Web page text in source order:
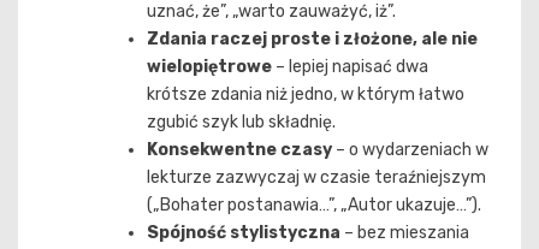
uznać, że”, „warto zauważyć, iż”.
Zdania raczej proste i złożone, ale nie
wielopiętrowe – lepiej napisać dwa
krótsze zdania niż jedno, w którym łatwo
zgubić szyk lub składnię.
Konsekwentne czasy – o wydarzeniach w
lekturze zazwyczaj w czasie teraźniejszym
(„Bohater postanawia…”, „Autor ukazuje…”).
Spójność stylistyczna – bez mieszania